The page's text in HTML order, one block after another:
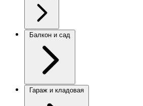
Балкон и сад
Гараж и кладовая